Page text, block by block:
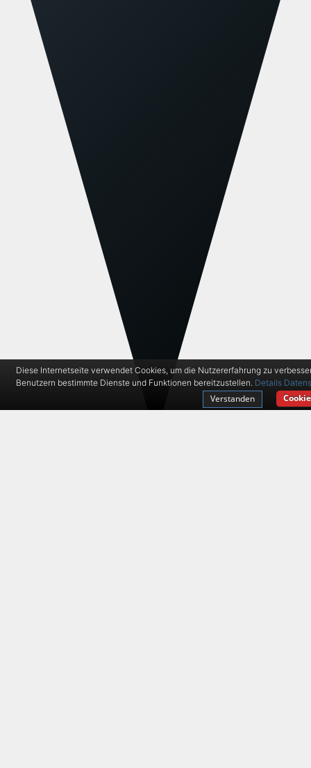
Diese Internetseite verwendet Cookies, um die Nutzererfahrung zu
Benutzern bestimmte Dienste und Funktionen bereitzustellen. Details
Verstanden